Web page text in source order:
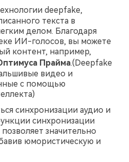
deepfake,
текста в
делом. Благодаря
ИИ-голосов, вы можете
контент, например,
Прайма.(Deepfake
видео и
с помощью
синхронизации аудио и
синхронизации
значительно
юмористическую и